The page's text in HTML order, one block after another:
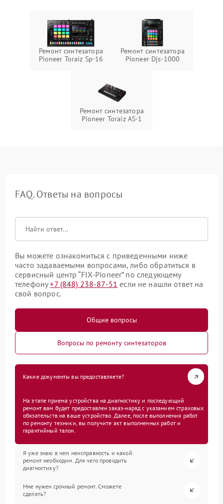
Ремонт синтезатора
Pioneer Toraiz Sp-16
Ремонт синтезатора
Pioneer Djs-1000
Ремонт синтезатора
Pioneer Toraiz AS-1
FAQ. Ответы на вопросы
Вы можете ознакомиться с приведенными ниже
часто задаваемыми вопросами, либо обратиться в
сервисный центр “FIX-Pioneer” по следующему
телефону+7 (848) 238-87-51 если не нашли ответ на
свой вопрос.
Общие вопросы
Вопросы по ремонту синтезаторов
Какие документы вы предоставляете?
На этапе приема устройства на диагностику и последующий
ремонт вам будет предоставлен заказ-наряд с указанием страховых
обязательств на ваше устройство. Далее, после выполнения работ
по ремонту техники, вы получите акт выполненных работ и
гарантийный талон.
Я уже знаю в чем неисправность и какой
ремонт необходим. Для чего проводить
диагностику?
Мне нужен срочный ремонт. Сможете
сделать?